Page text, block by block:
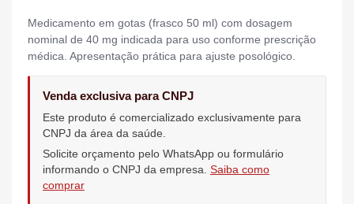
Medicamento em gotas (frasco 50 ml) com dosagem
nominal de 40 mg indicada para uso conforme prescrição
médica. Apresentação prática para ajuste posológico.
Venda exclusiva para CNPJ
Este produto é comercializado exclusivamente para
CNPJ da área da saúde.
Solicite orçamento pelo WhatsApp ou formulário
informando o CNPJ da empresa. Saiba como
comprar